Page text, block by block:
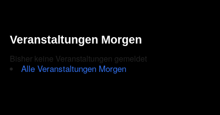
are
human.
Veranstaltungen Morgen
Bisher keine Veranstaltungen gemeldet
Alle Veranstaltungen Morgen